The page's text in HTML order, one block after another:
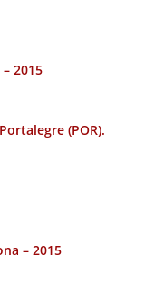
2015
(POR).
– 2015